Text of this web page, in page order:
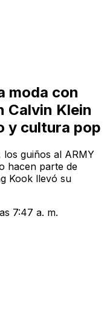
moda con
Calvin Klein
y cultura pop
los guiños al ARMY
hacen parte de
Kook llevó su
7:47 a. m.